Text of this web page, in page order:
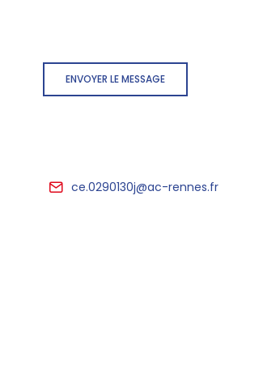
ENVOYER LE MESSAGE
ce.0290130j@ac-rennes.fr